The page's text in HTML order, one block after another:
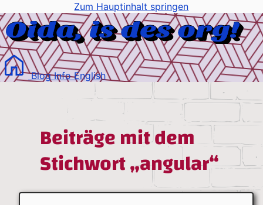
Zum Hauptinhalt springen
BlogInfoEnglish
Beiträge mit dem
Stichwort „angular“